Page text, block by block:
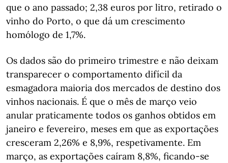
que o ano passado; 2,38 euros por litro, retirado o
vinho do Porto, o que dá um crescimento
homólogo de 1,7%.
Os dados são do primeiro trimestre e não deixam
transparecer o comportamento difícil da
esmagadora maioria dos mercados de destino dos
vinhos nacionais. É que o mês de março veio
anular praticamente todos os ganhos obtidos em
janeiro e fevereiro, meses em que as exportações
cresceram 2,26% e 8,9%, respetivamente. Em
março, as exportações caíram 8,8%, ficando-se